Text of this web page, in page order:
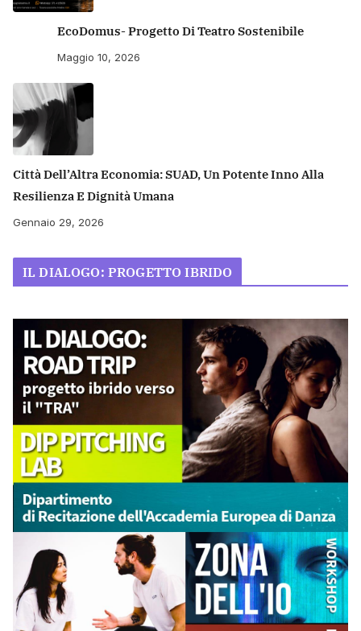
EcoDomus- Progetto Di Teatro Sostenibile
Maggio 10, 2026
Città Dell’Altra Economia: SUAD, Un Potente Inno Alla
Resilienza E Dignità Umana
Gennaio 29, 2026
IL DIALOGO: PROGETTO IBRIDO